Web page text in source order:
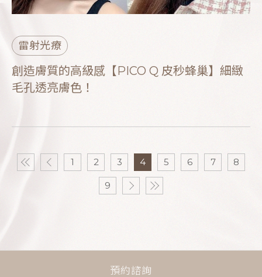
雷射光療
創造膚質的高級感【PICO Q 皮秒蜂巢】細緻
毛孔透亮膚色！
1 2 3 4 5 6 7 8
9
預約諮詢